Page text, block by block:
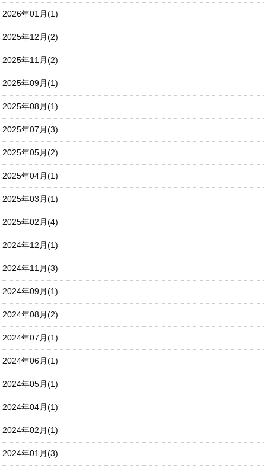
2026年01月(1)
2025年12月(2)
2025年11月(2)
2025年09月(1)
2025年08月(1)
2025年07月(3)
2025年05月(2)
2025年04月(1)
2025年03月(1)
2025年02月(4)
2024年12月(1)
2024年11月(3)
2024年09月(1)
2024年08月(2)
2024年07月(1)
2024年06月(1)
2024年05月(1)
2024年04月(1)
2024年02月(1)
2024年01月(3)